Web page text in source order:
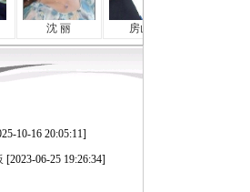
沈 丽 房山海
10-16 20:05:11]
[2023-06-25 19:26:34]